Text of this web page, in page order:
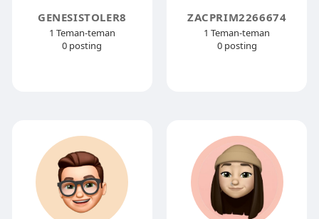
GENESISTOLER8
1 Teman-teman
0 posting
ZACPRIM2266674
1 Teman-teman
0 posting